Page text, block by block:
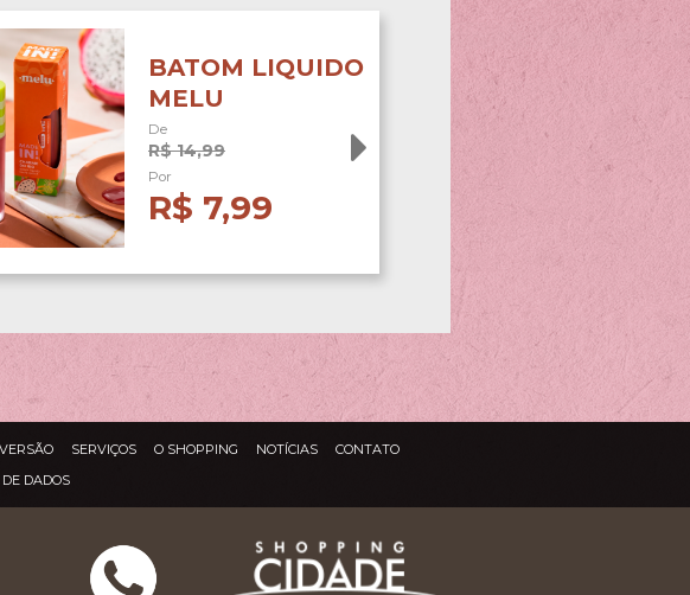
BATOM LIQUIDO
MELU
De
R$ 14,99
Por
R$ 7,99
SERVIÇOS O SHOPPING NOTÍCIAS
CONTATO
DADOS